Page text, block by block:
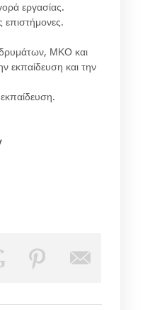
εργασίας.
επιστήμονες.
ΜΚΟ και
εκπαίδευση και την